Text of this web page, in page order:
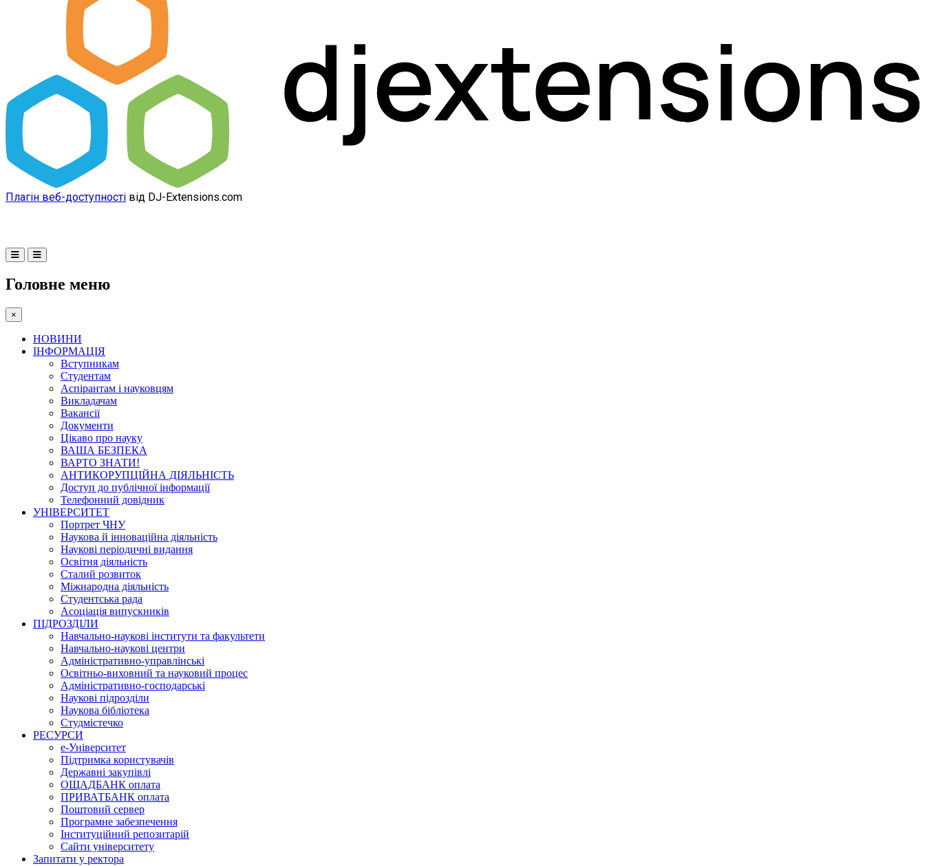
Плагін веб-доступності від DJ-Extensions.com
Головне меню
×
НОВИНИ
ІНФОРМАЦІЯ
Вступникам
Студентам
Аспірантам і науковцям
Викладачам
Вакансії
Документи
Цікаво про науку
ВАША БЕЗПЕКА
ВАРТО ЗНАТИ!
АНТИКОРУПЦІЙНА ДІЯЛЬНІСТЬ
Доступ до публічної інформації
Телефонний довідник
УНІВЕРСИТЕТ
Портрет ЧНУ
Наукова й інноваційна діяльність
Наукові періодичні видання
Освітня діяльність
Сталий розвиток
Міжнародна діяльність
Студентська рада
Асоціація випускників
ПІДРОЗДІЛИ
Навчально-наукові інститути та факультети
Навчально-наукові центри
Адміністративно-управлінські
Освітньо-виховний та науковий процес
Адміністративно-господарські
Наукові підрозділи
Наукова бібліотека
Студмістечко
РЕСУРСИ
е-Університет
Підтримка користувачів
Державні закупівлі
ОЩАДБАНК оплата
ПРИВАТБАНК оплата
Поштовий сервер
Програмне забезпечення
Інституційний репозитарій
Сайти університету
Запитати у ректора